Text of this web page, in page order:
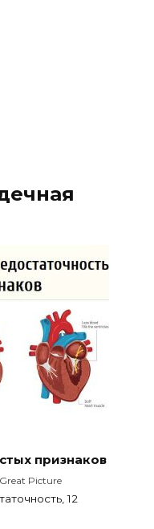
признаков
Great Picture
12